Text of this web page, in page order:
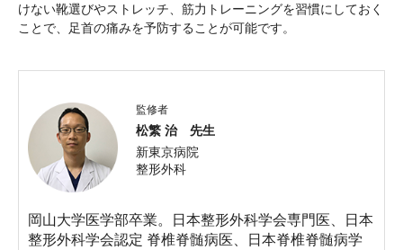
けない靴選びやストレッチ、筋力トレーニングを習慣にしておく
ことで、足首の痛みを予防することが可能です。
監修者
松繁 治 先生
新東京病院
整形外科
岡山大学医学部卒業。日本整形外科学会専門医、日本
整形外科学会認定 脊椎脊髄病医、日本脊椎脊髄病学